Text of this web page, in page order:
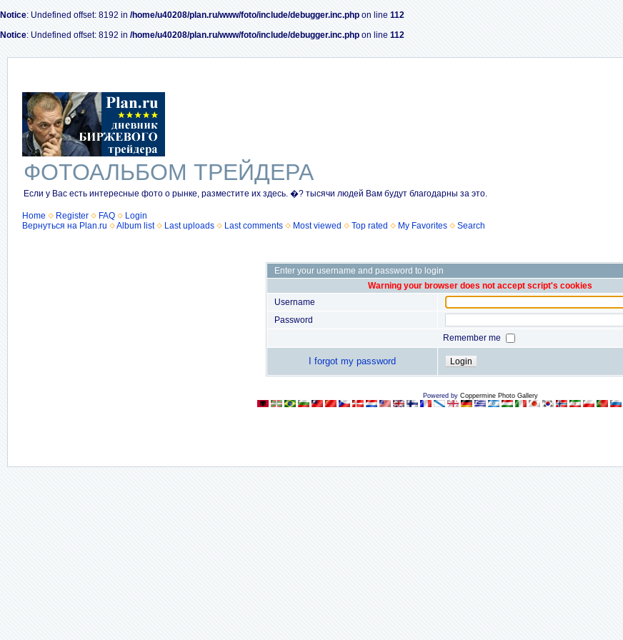
Notice: Undefined offset: 8192 in /home/u40208/plan.ru/www/foto/include/debugger.inc.php on line 112
Notice: Undefined offset: 8192 in /home/u40208/plan.ru/www/foto/include/debugger.inc.php on line 112
ФОТОАЛЬБОМ ТРЕЙДЕРА
Если у Вас есть интересные фото о рынке, разместите их здесь. �? тысячи людей Вам будут благодарны за это.
Home Register FAQ
Login
Вернуться на Plan.ru
Album list Last uploads Last comments Most viewed Top rated My Favorites Search
Enter your username and password to login
Warning your browser does not accept script's cookies
Username
Password
Remember me
I forgot my password
Powered by Coppermine Photo Gallery